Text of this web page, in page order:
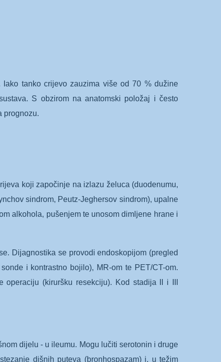
tanko crijevo zauzima više od 70 % dužine
S obzirom na anatomski položaj i često
prognozu.
koji započinje na izlazu želuca (duodenumu,
sindrom, Peutz-Jeghersov sindrom), upalne
alkohola, pušenjem te unosom dimljene hrane i
Dijagnostika se provodi endoskopijom (pregled
i kontrastno bojilo), MR-om te PET/CT-om.
(kiruršku resekciju). Kod stadija II i III
dijelu - u ileumu. Mogu lučiti serotonin i druge
dišnih puteva (bronhospazam) i, u težim